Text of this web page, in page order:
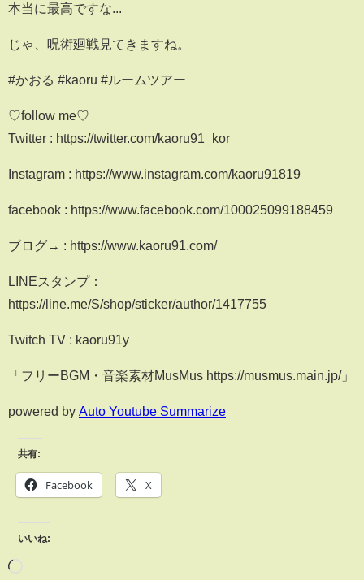
本当に最高ですな...
じゃ、呪術廻戦見てきますね。
#かおる #kaoru #ルームツアー
♡follow me♡
Twitter : https://twitter.com/kaoru91_kor
Instagram : https://www.instagram.com/kaoru91819
facebook : https://www.facebook.com/100025099188459
ブログ→ : https://www.kaoru91.com/
LINEスタンプ：
https://line.me/S/shop/sticker/author/1417755
Twitch TV : kaoru91y
「フリーBGM・音楽素材MusMus https://musmus.main.jp/」
powered by Auto Youtube Summarize
共有:
Facebook X
いいね: